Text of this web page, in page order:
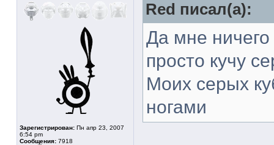
Зарегистрирован: Пн апр 23, 2007
6:54 pm
Сообщения: 7918
Red писал(а):
Да мне
просто кучу
Моих серых
ногами